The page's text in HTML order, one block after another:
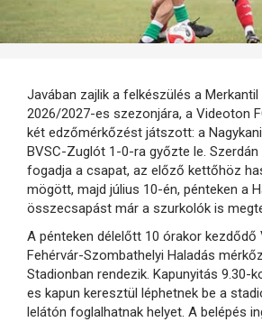
Javában zajlik a felkészülés a Merkantil
2026/2027-es szezonjára, a Videoton
két edzőmérkőzést játszott: a
BVSC-Zuglót 1-0-ra győzte le.
fogadja a csapat, az előző kettőhöz
mögött, majd július 10-én, pénteken a
összecsapást már a szurkolók is
A pénteken délelőtt 10 órakor kezdődő
Fehérvár-Szombathelyi Haladás
Stadionban rendezik. Kapunyitás 9.30-
es kapun keresztül léphetnek be a
lelátón foglalhatnak helyet. A belépés